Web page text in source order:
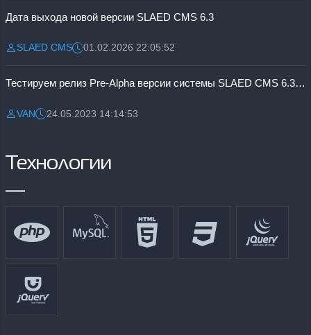
Дата выхода новой версии SLAED CMS 6.3
Разместил:
SLAED CMSДата:01.02.2026 22:05:52
Тестируем релиз Pre-Alpha версии системы SLAED CMS 6.3 Pro
Разместил:
VANДата:24.05.2023 14:14:53
Технологии